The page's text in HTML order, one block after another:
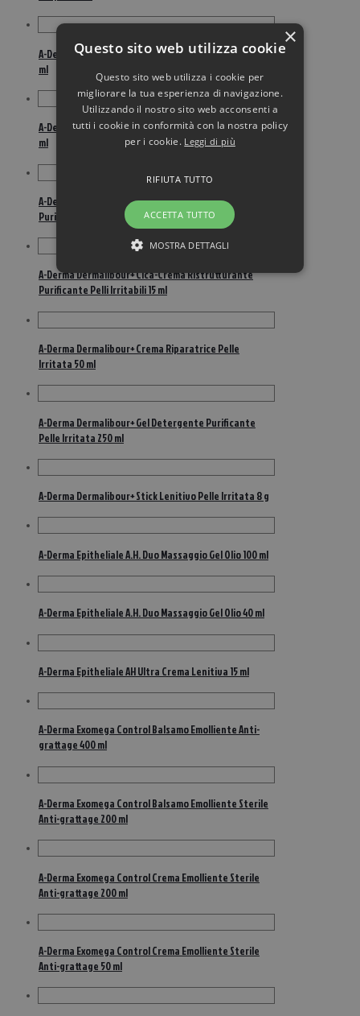
A-Derma Dermalibour+ Barriera Crema Protettiva 100
ml
A-Derma Dermalibour+ Barriera Crema Protettiva 50
ml
A-Derma Dermalibour+ Cica-Crema Ristrutturante
Purificante Pelle Irritabile 100 ml
A-Derma Dermalibour+ Cica-Crema Ristrutturante
Purificante Pelli Irritabili 15 ml
A-Derma Dermalibour+ Crema Riparatrice Pelle
Irritata 50 ml
A-Derma Dermalibour+ Gel Detergente Purificante
Pelle Irritata 250 ml
A-Derma Dermalibour+ Stick Lenitivo Pelle Irritata 8 g
A-Derma Epitheliale A.H. Duo Massaggio Gel Olio 100 ml
A-Derma Epitheliale A.H. Duo Massaggio Gel Olio 40 ml
A-Derma Epitheliale AH Ultra Crema Lenitiva 15 ml
A-Derma Exomega Control Balsamo Emolliente Anti-
grattage 400 ml
A-Derma Exomega Control Balsamo Emolliente Sterile
Anti-grattage 200 ml
A-Derma Exomega Control Crema Emolliente Sterile
Anti-grattage 200 ml
A-Derma Exomega Control Crema Emolliente Sterile
Anti-grattage 50 ml
×
Questo sito web utilizza cookie
Questo sito web utilizza i cookie per
migliorare la tua esperienza di navigazione.
Utilizzando il nostro sito web acconsenti a
tutti i cookie in conformità con la nostra policy
per i cookie. Leggi di più
ACCETTA TUTTO
RIFIUTA TUTTO
MOSTRA DETTAGLI